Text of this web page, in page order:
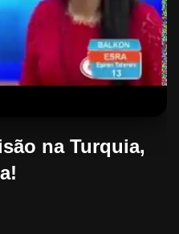
na Turquia,